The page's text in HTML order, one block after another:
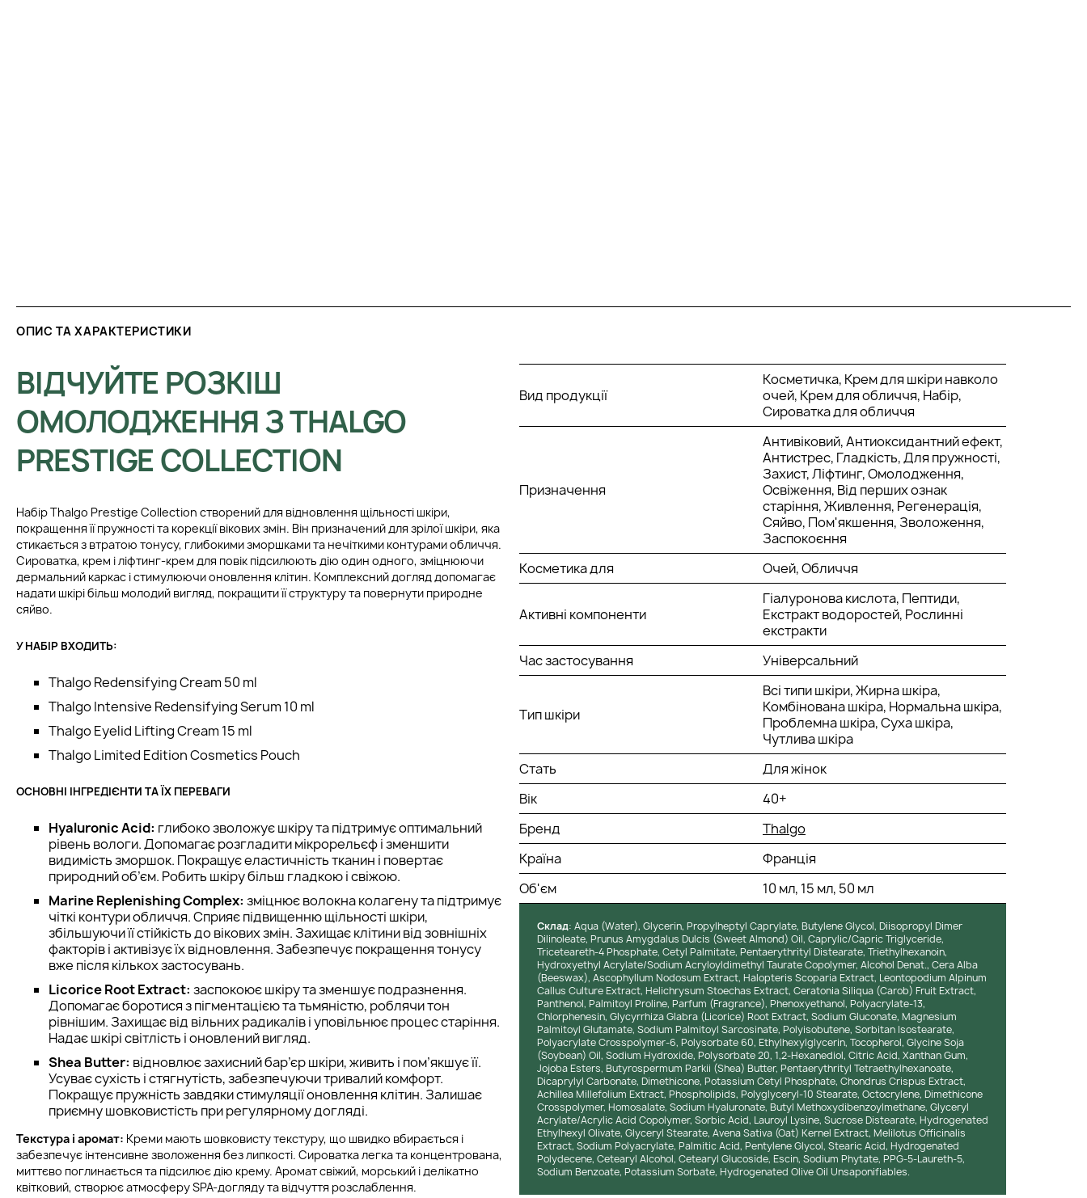
ОПИС ТА ХАРАКТЕРИСТИКИ
ВІДЧУЙТЕ РОЗКІШ
ОМОЛОДЖЕННЯ З THALGO
PRESTIGE COLLECTION
Набір Thalgo Prestige Collection створений для відновлення щільності шкіри,
покращення її пружності та корекції вікових змін. Він призначений для зрілої шкіри, яка
стикається з втратою тонусу, глибокими зморшками та нечіткими контурами обличчя.
Сироватка, крем і ліфтинг-крем для повік підсилюють дію один одного, зміцнюючи
дермальний каркас і стимулюючи оновлення клітин. Комплексний догляд допомагає
надати шкірі більш молодий вигляд, покращити її структуру та повернути природне
сяйво.
У НАБІР ВХОДИТЬ:
Thalgo Redensifying Cream 50 ml
Thalgo Intensive Redensifying Serum 10 ml
Thalgo Eyelid Lifting Cream 15 ml
Thalgo Limited Edition Cosmetics Pouch
ОСНОВНІ ІНГРЕДІЄНТИ ТА ЇХ ПЕРЕВАГИ
Hyaluronic Acid: глибоко зволожує шкіру та підтримує оптимальний
рівень вологи. Допомагає розгладити мікрорельєф і зменшити
видимість зморшок. Покращує еластичність тканин і повертає
природний об’єм. Робить шкіру більш гладкою і свіжою.
Marine Replenishing Complex: зміцнює волокна колагену та підтримує
чіткі контури обличчя. Сприяє підвищенню щільності шкіри,
збільшуючи її стійкість до вікових змін. Захищає клітини від зовнішніх
факторів і активізує їх відновлення. Забезпечує покращення тонусу
вже після кількох застосувань.
Licorice Root Extract: заспокоює шкіру та зменшує подразнення.
Допомагає боротися з пігментацією та тьмяністю, роблячи тон
рівнішим. Захищає від вільних радикалів і уповільнює процес старіння.
Надає шкірі світлість і оновлений вигляд.
Shea Butter: відновлює захисний бар’єр шкіри, живить і пом’якшує її.
Усуває сухість і стягнутість, забезпечуючи тривалий комфорт.
Покращує пружність завдяки стимуляції оновлення клітин. Залишає
приємну шовковистість при регулярному догляді.
Текстура і аромат: Креми мають шовковисту текстуру, що швидко вбирається і
забезпечує інтенсивне зволоження без липкості. Сироватка легка та концентрована,
миттєво поглинається та підсилює дію крему. Аромат свіжий, морський і делікатно
квітковий, створює атмосферу SPA-догляду та відчуття розслаблення.
Вид продукції
Косметичка, Крем для шкіри навколо
очей, Крем для обличчя, Набір,
Сироватка для обличчя
Призначення
Антивіковий, Антиоксидантний ефект,
Антистрес, Гладкість, Для пружності,
Захист, Ліфтинг, Омолодження,
Освіження, Від перших ознак
старіння, Живлення, Регенерація,
Сяйво, Пом'якшення, Зволоження,
Заспокоєння
Косметика для
Очей, Обличчя
Активні компоненти
Гіалуронова кислота, Пептиди,
Екстракт водоростей, Рослинні
екстракти
Час застосування
Універсальний
Тип шкіри
Всі типи шкіри, Жирна шкіра,
Комбінована шкіра, Нормальна шкіра,
Проблемна шкіра, Суха шкіра,
Чутлива шкіра
Стать
Для жінок
Вік
40+
Бренд
Thalgo
Країна
Франція
Об'єм
10 мл, 15 мл, 50 мл
Cклад: Aqua (Water), Glycerin, Propylheptyl Caprylate, Butylene Glycol, Diisopropyl Dimer
Dilinoleate, Prunus Amygdalus Dulcis (Sweet Almond) Oil, Caprylic/Capric Triglyceride,
Triceteareth-4 Phosphate, Cetyl Palmitate, Pentaerythrityl Distearate, Triethylhexanoin,
Hydroxyethyl Acrylate/Sodium Acryloyldimethyl Taurate Copolymer, Alcohol Denat., Cera Alba
(Beeswax), Ascophyllum Nodosum Extract, Halopteris Scoparia Extract, Leontopodium Alpinum
Callus Culture Extract, Helichrysum Stoechas Extract, Ceratonia Siliqua (Carob) Fruit Extract,
Panthenol, Palmitoyl Proline, Parfum (Fragrance), Phenoxyethanol, Polyacrylate-13,
Chlorphenesin, Glycyrrhiza Glabra (Licorice) Root Extract, Sodium Gluconate, Magnesium
Palmitoyl Glutamate, Sodium Palmitoyl Sarcosinate, Polyisobutene, Sorbitan Isostearate,
Polyacrylate Crosspolymer-6, Polysorbate 60, Ethylhexylglycerin, Tocopherol, Glycine Soja
(Soybean) Oil, Sodium Hydroxide, Polysorbate 20, 1,2-Hexanediol, Citric Acid, Xanthan Gum,
Jojoba Esters, Butyrospermum Parkii (Shea) Butter, Pentaerythrityl Tetraethylhexanoate,
Dicaprylyl Carbonate, Dimethicone, Potassium Cetyl Phosphate, Chondrus Crispus Extract,
Achillea Millefolium Extract, Phospholipids, Polyglyceryl-10 Stearate, Octocrylene, Dimethicone
Crosspolymer, Homosalate, Sodium Hyaluronate, Butyl Methoxydibenzoylmethane, Glyceryl
Acrylate/Acrylic Acid Copolymer, Sorbic Acid, Lauroyl Lysine, Sucrose Distearate, Hydrogenated
Ethylhexyl Olivate, Glyceryl Stearate, Avena Sativa (Oat) Kernel Extract, Melilotus Officinalis
Extract, Sodium Polyacrylate, Palmitic Acid, Pentylene Glycol, Stearic Acid, Hydrogenated
Polydecene, Cetearyl Alcohol, Cetearyl Glucoside, Escin, Sodium Phytate, PPG-5-Laureth-5,
Sodium Benzoate, Potassium Sorbate, Hydrogenated Olive Oil Unsaponifiables.